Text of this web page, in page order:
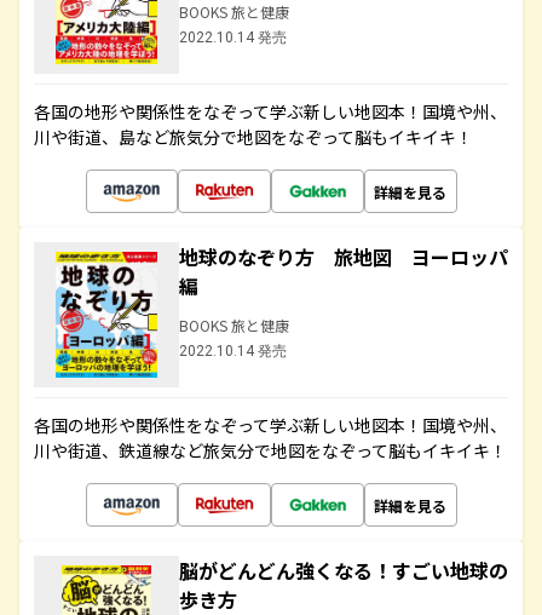
BOOKS 旅と健康
2022.10.14 発売
各国の地形や関係性をなぞって学ぶ新しい地図本！国境や州、
川や街道、島など旅気分で地図をなぞって脳もイキイキ！
詳細を見る
地球のなぞり方 旅地図 ヨーロッパ
編
BOOKS 旅と健康
2022.10.14 発売
各国の地形や関係性をなぞって学ぶ新しい地図本！国境や州、
川や街道、鉄道線など旅気分で地図をなぞって脳もイキイキ！
詳細を見る
脳がどんどん強くなる！すごい地球の
歩き方